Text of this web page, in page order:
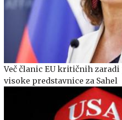
Več članic EU kritičnih
visoke predstavnice za Sahel